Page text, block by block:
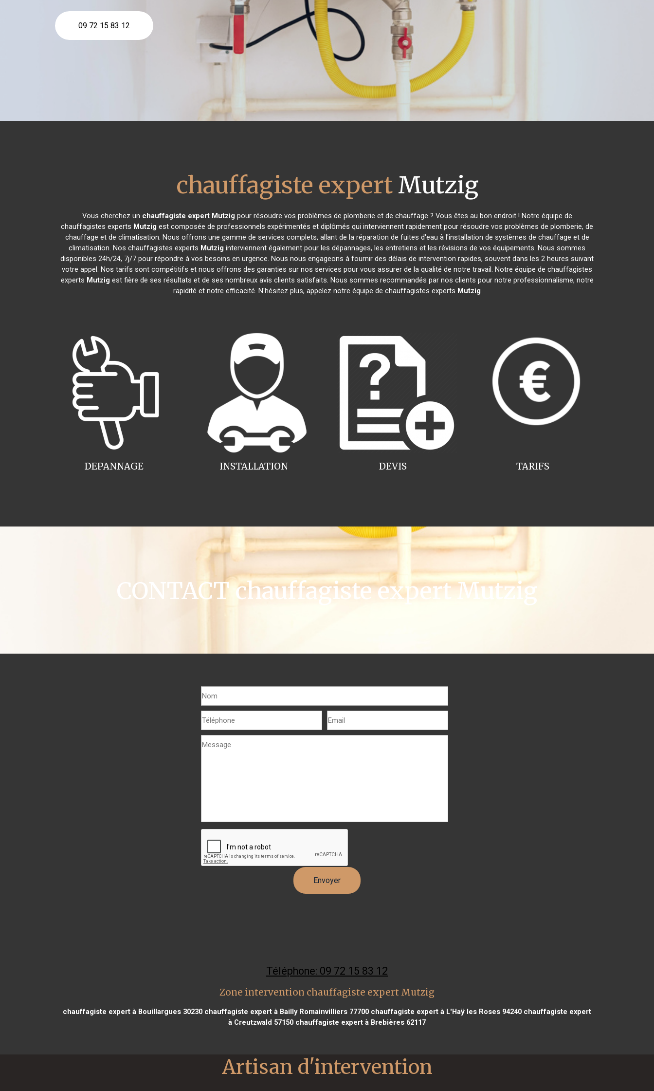
09 72 15 83 12
chauffagiste expertMutzig
Vous cherchez un chauffagiste expert Mutzig pour résoudre vos problèmes de plomberie et de chauffage ? Vous êtes au bon endroit ! Notre équipe de
chauffagistes experts Mutzig est composée de professionnels expérimentés et diplômés qui interviennent rapidement pour résoudre vos problèmes de plomberie, de
chauffage et de climatisation. Nous offrons une gamme de services complets, allant de la réparation de fuites d'eau à l'installation de systèmes de chauffage et de
climatisation. Nos chauffagistes experts Mutzig interviennent également pour les dépannages, les entretiens et les révisions de vos équipements. Nous sommes
disponibles 24h/24, 7j/7 pour répondre à vos besoins en urgence. Nous nous engageons à fournir des délais de intervention rapides, souvent dans les 2 heures suivant
votre appel. Nos tarifs sont compétitifs et nous offrons des garanties sur nos services pour vous assurer de la qualité de notre travail. Notre équipe de chauffagistes
experts Mutzig est fière de ses résultats et de ses nombreux avis clients satisfaits. Nous sommes recommandés par nos clients pour notre professionnalisme, notre
rapidité et notre efficacité. N'hésitez plus, appelez notre équipe de chauffagistes experts Mutzig
INSTALLATION
DEPANNAGE TARIFS
DEVIS
CONTACT chauffagiste expert Mutzig
Téléphone: 09 72 15 83 12
Zone intervention chauffagiste expert Mutzig
chauffagiste expert à Bouillargues 30230 chauffagiste expert à Bailly Romainvilliers 77700 chauffagiste expert à L'Haÿ les Roses 94240 chauffagiste expert
à Creutzwald 57150 chauffagiste expert à Brebières 62117
Artisan d'intervention